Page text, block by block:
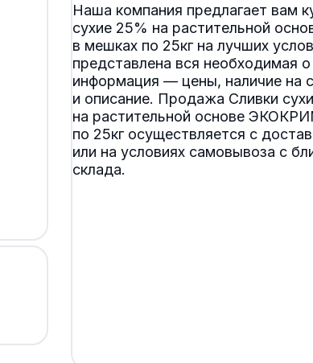
Наша компания предлагает вам
сухие 25% на растительной
в мешках по 25кг на лучших
представлена вся необходимая
информация — цены, наличие на
и описание. Продажа Сливки
на растительной основе
по 25кг осуществляется с
или на условиях самовывоза с
склада.